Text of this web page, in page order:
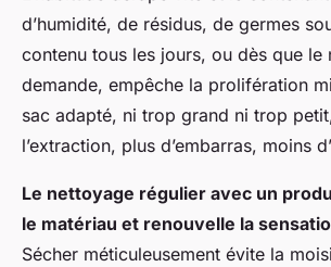
d’humidité, de résidus, de germes
contenu tous les jours, ou dès que le
demande, empêche la prolifération
sac adapté, ni trop grand ni trop
l’extraction, plus d’embarras, moins
Le nettoyage régulier avec un
le matériau et renouvelle la
Sécher méticuleusement évite la